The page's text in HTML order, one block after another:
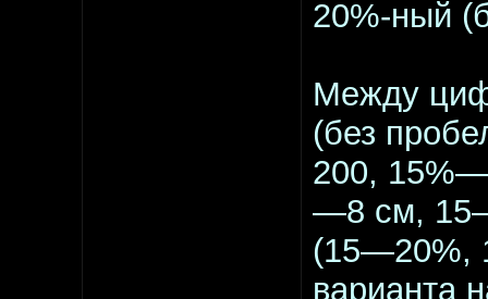
20%-ный
Между
(без
200,
—8 см,
(15—20%,
варианта